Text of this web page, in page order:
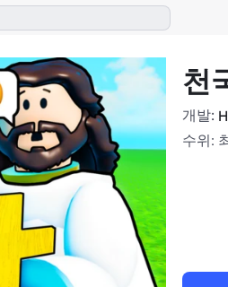
천
개발:
수위: